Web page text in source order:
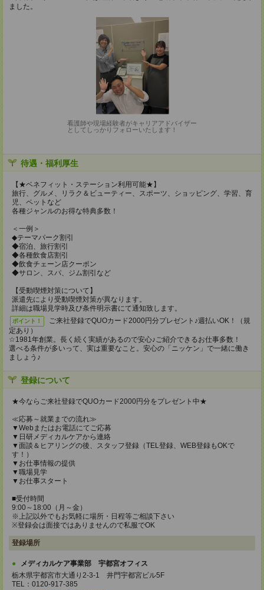
ました。
看護師や現場経験者がキャリアアドバイザー
としてしっかりフォローいたします！
待遇・福利厚生
【★ベネフィット・ステーション利用可能★】
旅行、グルメ、リラク＆ビューティー、スポーツ、ショッピング、学習、育
児、ペットなど
各種ジャンルのお得な特典多数！
＜一例＞
◆テーマパーク割引
◆宿泊、旅行割引
◆各種飲食店割引
◆飲食チェーン店クーポン
◆サロン、スパ、ジム割引など
【受動喫煙対策について】
派遣先により受動喫煙対策が異なります。
詳細は職場見学時及び条件明示書にて通知致します。
ポイント！
ご来社登録でQUOカード2000円分プレゼント♪週払いOK！（規
定あり）
☆1981年創業。長く続く実績があるので安心♪ご紹介できるお仕事多数！
選べる条件が多いって、実は重要なこと。安心の「ニッケン」で一緒に働き
ましょう♪
登録について
★今ならご来社登録でQUOカード2000円分をプレゼント中★
≪応募～就業までの流れ≫
▼Webまたはお電話にてご応募
▼日研メディカルケアから連絡
▼面談＆ヒアリングの後、スタッフ登録（TEL登録、WEB登録もOKで
す！）
▼お仕事情報の提供
▼職場見学
▼お仕事スタート
■受付時間
9:00～18:00（月～金）
※上記以外でもお気軽に場所・日程等ご相談下さい
※登録会は面接ではありませんので私服でOK
登録場所
メディカルケア事業部 宇都宮オフィス
栃木県宇都宮市大通り2-3-1 井門宇都宮ビル5F
TEL：0120-917-385